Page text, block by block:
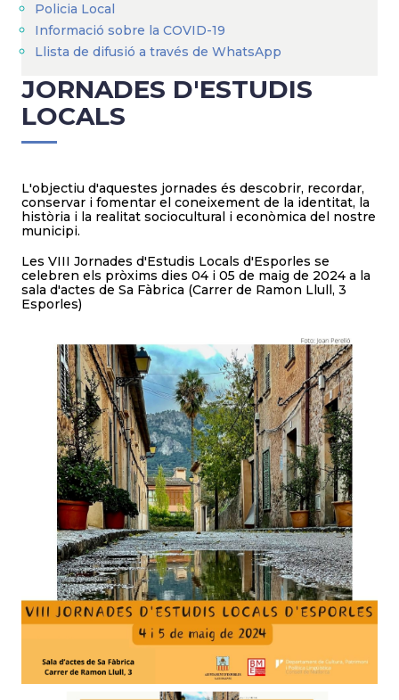
Policia Local
Informació sobre la COVID-19
Llista de difusió a través de WhatsApp
JORNADES D'ESTUDIS
LOCALS
L'objectiu d'aquestes jornades és descobrir, recordar,
conservar i fomentar el coneixement de la identitat, la
història i la realitat sociocultural i econòmica del nostre
municipi.
Les VIII Jornades d'Estudis Locals d'Esporles se
celebren els pròxims dies 04 i 05 de maig de 2024 a la
sala d'actes de Sa Fàbrica (Carrer de Ramon Llull, 3
Esporles)